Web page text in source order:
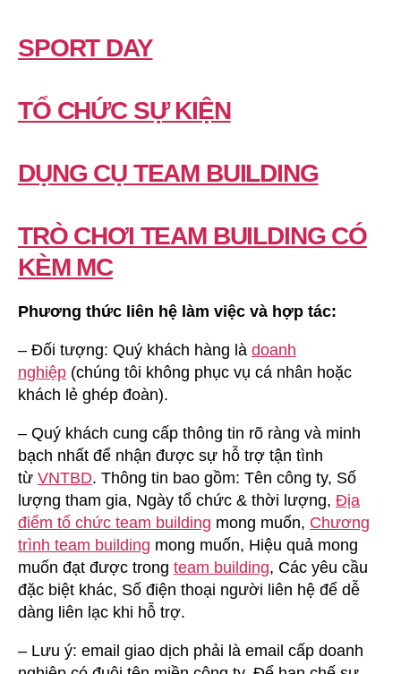
SPORT DAY
TỔ CHỨC SỰ KIỆN
DỤNG CỤ TEAM BUILDING
TRÒ CHƠI TEAM BUILDING CÓ
KÈM MC
Phương thức liên hệ làm việc và hợp tác:
– Đối tượng: Quý khách hàng là doanh
nghiệp (chúng tôi không phục vụ cá nhân hoặc
khách lẻ ghép đoàn).
– Quý khách cung cấp thông tin rõ ràng và minh
bạch nhất để nhận được sự hỗ trợ tận tình
từ VNTBD. Thông tin bao gồm: Tên công ty, Số
lượng tham gia, Ngày tổ chức & thời lượng, Địa
điểm tổ chức team building mong muốn, Chương
trình team building mong muốn, Hiệu quả mong
muốn đạt được trong team building, Các yêu cầu
đặc biệt khác, Số điện thoại người liên hệ để dễ
dàng liên lạc khi hỗ trợ.
– Lưu ý: email giao dịch phải là email cấp doanh